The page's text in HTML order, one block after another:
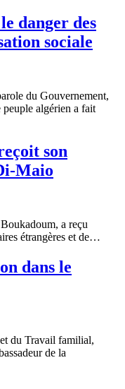
danger des
sociale
du Gouvernement,
algérien a fait
son
Maio
a reçu
étrangères et de…
dans le
du Travail familial,
de la